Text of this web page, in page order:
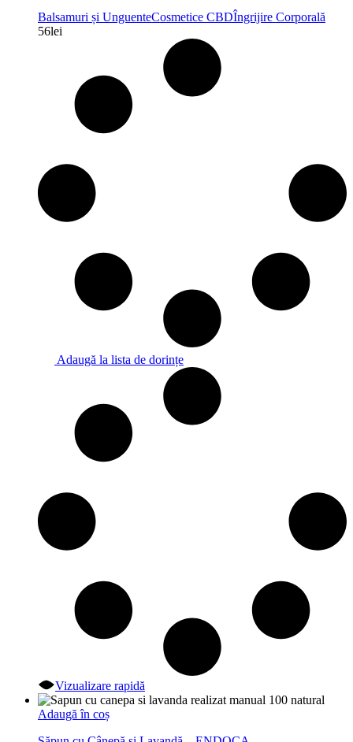
Balsamuri și UnguenteCosmetice CBDÎngrijire Corporală
56lei
Adaugă la lista de dorințe
Vizualizare rapidă
Adaugă în coș